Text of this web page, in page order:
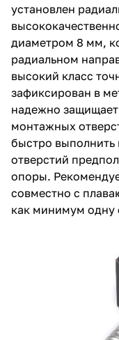
установлен
диаметром 8 мм,
радиальном
высокий класс
зафиксирован в
надежно
монтажных
быстро
отверстий
опоры.
совместно с
как минимум одну